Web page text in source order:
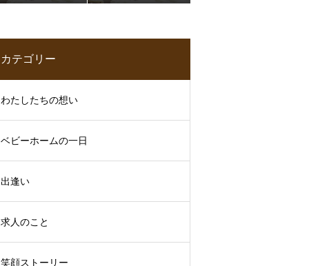
カテゴリー
わたしたちの想い
ベビーホームの一日
出逢い
求人のこと
笑顔ストーリー